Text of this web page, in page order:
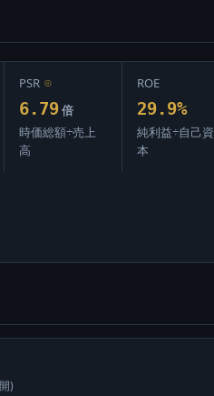
PSR ⊙
6.79 倍
時価総額÷売上
高
ROE
29.9%
純利益÷自己資
本
)